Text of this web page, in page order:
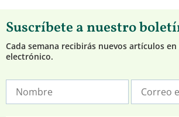
Suscríbete a nuestro
Cada semana recibirás nuevos artículos
electrónico.